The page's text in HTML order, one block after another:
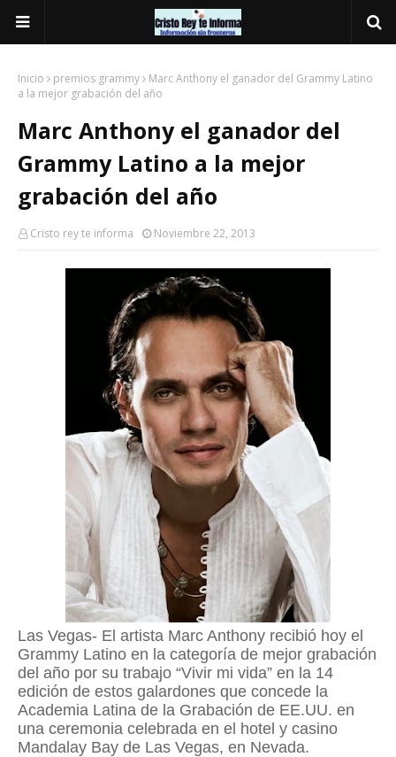
Inicio premios grammy
Marc Anthony el ganador del Grammy Latino
a la mejor grabación del año
Marc Anthony el ganador del
Grammy Latino a la mejor
grabación del año
Cristo rey te informa Noviembre 22, 2013
Las Vegas- El artista Marc Anthony recibió hoy el
Grammy Latino en la categoría de mejor grabación
del año por su trabajo “Vivir mi vida” en la 14
edición de estos galardones que concede la
Academia Latina de la Grabación de EE.UU. en
una ceremonia celebrada en el hotel y casino
Mandalay Bay de Las Vegas, en Nevada.